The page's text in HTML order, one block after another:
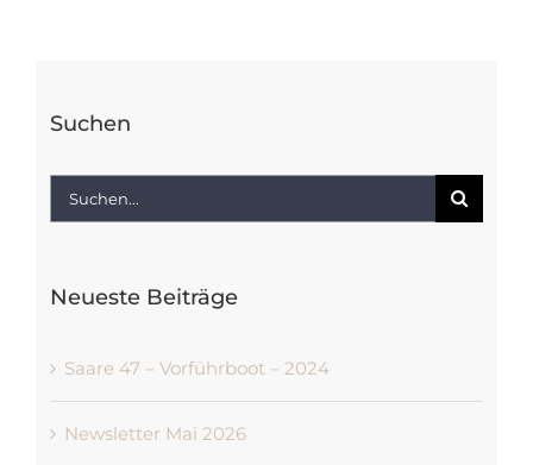
Suchen
Suche
Neueste Beiträge
Saare 47 – Vorführboot – 2024
Newsletter Mai 2026